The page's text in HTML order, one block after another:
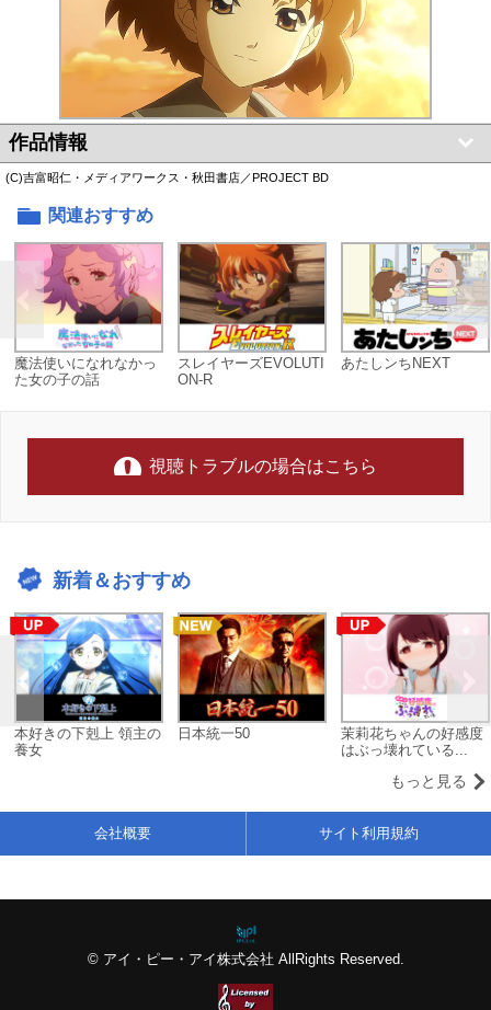
作品情報
(C)吉富昭仁・メディアワークス・秋田書店／PROJECT BD
関連おすすめ
魔法使いになれなかっ
た女の子の話
スレイヤーズEVOLUTI
ON-R
あたしンちNEXT
視聴トラブルの場合はこちら
新着＆おすすめ
本好きの下剋上 領主の
養女
日本統一50
茉莉花ちゃんの好感度
はぶっ壊れている...
もっと見る
© アイ・ピー・アイ株式会社 AllRights Reserved.
会社概要 サイト利用規約